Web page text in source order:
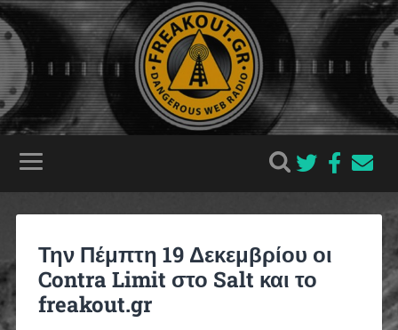
Την Πέμπτη 19 Δεκεμβρίου οι
Contra Limit στο Salt και το
freakout.gr